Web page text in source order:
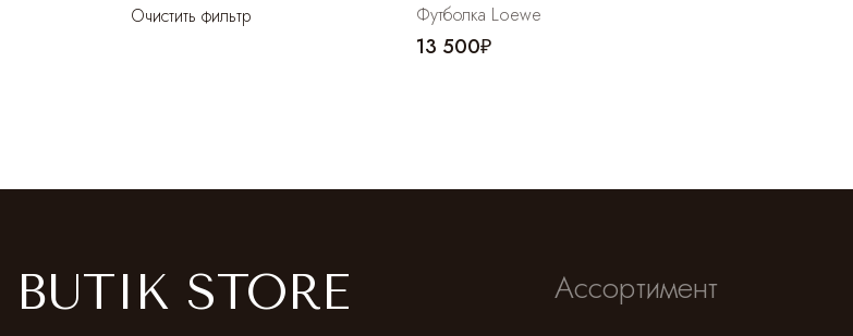
Очистить фильтр Футболка Loewe
13 500₽
BUTIK STORE Ассортимент